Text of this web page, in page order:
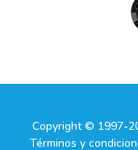
Copyright © 1997-
Términos y